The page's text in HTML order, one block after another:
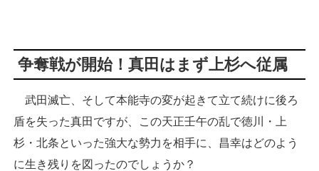
争奪戦が開始！真田はまず上杉へ従属
武田滅亡、そして本能寺の変が起きて立て続けに後ろ
盾を失った真田ですが、この天正壬午の乱で徳川・上
杉・北条といった強大な勢力を相手に、昌幸はどのよう
に生き残りを図ったのでしょうか？